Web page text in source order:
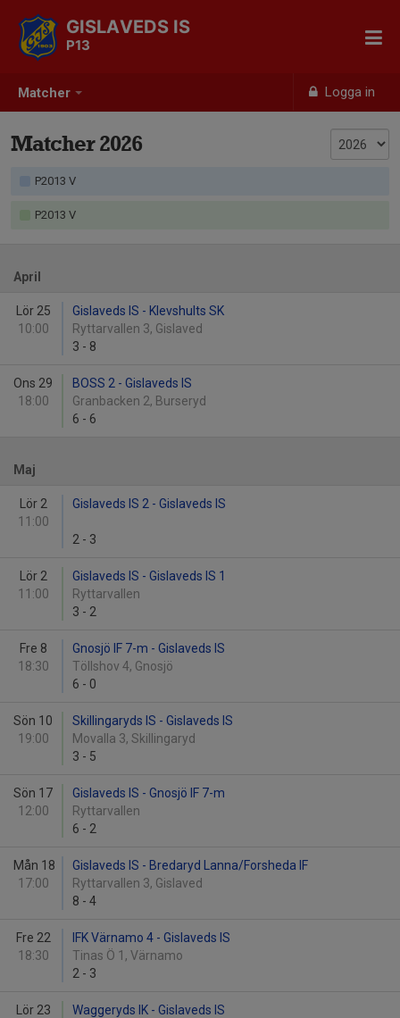
Matcher Logga in
GISLAVEDS IS
P13
Matcher 2026
P2013 V
P2013 V
April
Lör 25
10:00
Gislaveds IS - Klevshults SK
Ryttarvallen 3, Gislaved
3 - 8
Ons 29
18:00
BOSS 2 - Gislaveds IS
Granbacken 2, Burseryd
6 - 6
Maj
Lör 2
11:00
Gislaveds IS 2 - Gislaveds IS
2 - 3
Lör 2
11:00
Gislaveds IS - Gislaveds IS 1
Ryttarvallen
3 - 2
Fre 8
18:30
Gnosjö IF 7-m - Gislaveds IS
Töllshov 4, Gnosjö
6 - 0
Sön 10
19:00
Skillingaryds IS - Gislaveds IS
Movalla 3, Skillingaryd
3 - 5
Sön 17
12:00
Gislaveds IS - Gnosjö IF 7-m
Ryttarvallen
6 - 2
Mån 18
17:00
Gislaveds IS - Bredaryd Lanna/Forsheda IF
Ryttarvallen 3, Gislaved
8 - 4
Fre 22
18:30
IFK Värnamo 4 - Gislaveds IS
Tinas Ö 1, Värnamo
2 - 3
Lör 23
Waggeryds IK - Gislaveds IS